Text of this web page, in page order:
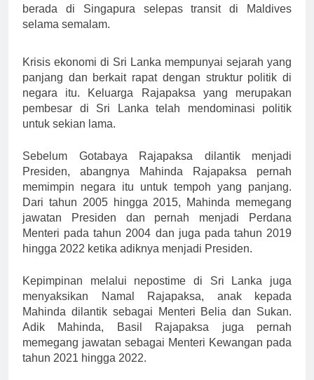
berada di Singapura selepas transit di Maldives
selama semalam.
Krisis ekonomi di Sri Lanka mempunyai sejarah yang
panjang dan berkait rapat dengan struktur politik di
negara itu. Keluarga Rajapaksa yang merupakan
pembesar di Sri Lanka telah mendominasi politik
untuk sekian lama.
Sebelum Gotabaya Rajapaksa dilantik menjadi
Presiden, abangnya Mahinda Rajapaksa pernah
memimpin negara itu untuk tempoh yang panjang.
Dari tahun 2005 hingga 2015, Mahinda memegang
jawatan Presiden dan pernah menjadi Perdana
Menteri pada tahun 2004 dan juga pada tahun 2019
hingga 2022 ketika adiknya menjadi Presiden.
Kepimpinan melalui nepostime di Sri Lanka juga
menyaksikan Namal Rajapaksa, anak kepada
Mahinda dilantik sebagai Menteri Belia dan Sukan.
Adik Mahinda, Basil Rajapaksa juga pernah
memegang jawatan sebagai Menteri Kewangan pada
tahun 2021 hingga 2022.